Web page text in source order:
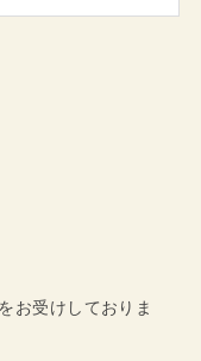
お受けしておりま